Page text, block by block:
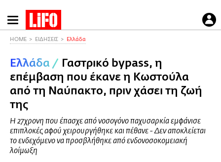
Παράκαμψη
προς
περιεχόμενο
HOME ΕΙΔΗΣΕΙΣ Ελλάδα
Ελλάδα / Γαστρικό bypass, η
επέμβαση που έκανε η Κωστούλα
από τη Ναύπακτο, πριν χάσει τη ζωή
της
Η 27χρονη που έπασχε από νοσογόνο παχυσαρκία εμφάνισε
επιπλοκές αφού χειρουργήθηκε και πέθανε - Δεν αποκλείεται
το ενδεχόμενο να προσβλήθηκε από ενδονοσοκομειακή
λοίμωξη